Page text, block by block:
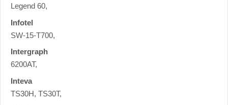
Legend 60,
Infotel
SW-15-T700,
Intergraph
6200AT,
Inteva
TS30H, TS30T,